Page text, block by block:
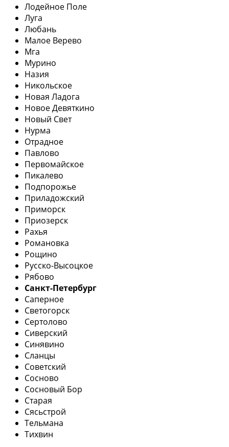
Лодейное Поле
Луга
Любань
Малое Верево
Мга
Мурино
Назия
Никольское
Новая Ладога
Новое Девяткино
Новый Свет
Нурма
Отрадное
Павлово
Первомайское
Пикалево
Подпорожье
Приладожский
Приморск
Приозерск
Рахья
Романовка
Рощино
Русско-Высоцкое
Рябово
Санкт-Петербург
Саперное
Светогорск
Сертолово
Сиверский
Синявино
Сланцы
Советский
Сосново
Сосновый Бор
Старая
Сясьстрой
Тельмана
Тихвин